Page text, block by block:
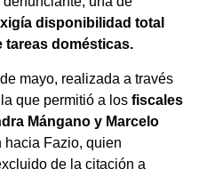
disponibilidad total
tareas domésticas.
mayo, realizada a través
que permitió a los fiscales
Mángano y Marcelo
hacia Fazio, quien
de la citación a